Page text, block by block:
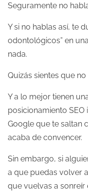
Seguramente no
Y si no hablas así, te
odontológicos” en
nada.
Quizás sientes que no
Y a lo mejor tienen
posicionamiento
Google que te saltan
acaba de convencer.
Sin embargo, si
a que puedas volver
que vuelvas a sonreír